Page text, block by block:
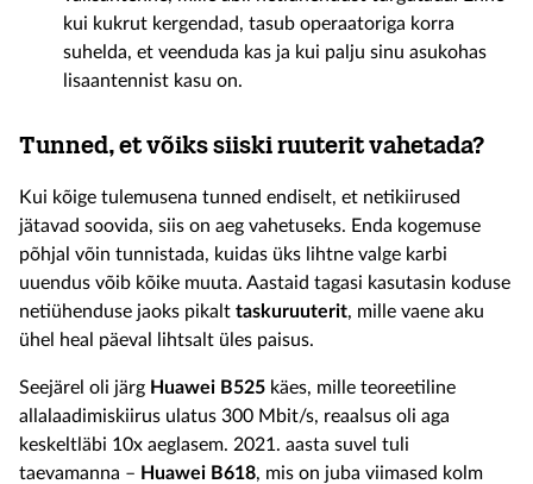
kui kukrut kergendad, tasub operaatoriga korra
suhelda, et veenduda kas ja kui palju sinu asukohas
lisaantennist kasu on.
Tunned, et võiks siiski ruuterit vahetada?
Kui kõige tulemusena tunned endiselt, et netikiirused
jätavad soovida, siis on aeg vahetuseks. Enda kogemuse
põhjal võin tunnistada, kuidas üks lihtne valge karbi
uuendus võib kõike muuta. Aastaid tagasi kasutasin koduse
netiühenduse jaoks pikalt taskuruuterit, mille vaene aku
ühel heal päeval lihtsalt üles paisus.
Seejärel oli järg Huawei B525 käes, mille teoreetiline
allalaadimiskiirus ulatus 300 Mbit/s, reaalsus oli aga
keskeltläbi 10x aeglasem. 2021. aasta suvel tuli
taevamanna – Huawei B618, mis on juba viimased kolm